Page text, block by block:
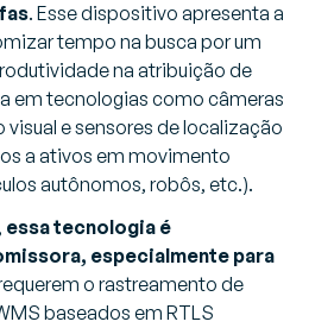
. Esse dispositivo apresenta a
tempo na busca por um
na atribuição de
em tecnologias como câmeras
e sensores de localização
a ativos em movimento
autônomos, robôs, etc.).
essa tecnologia é
especialmente para
o rastreamento de
baseados em RTLS